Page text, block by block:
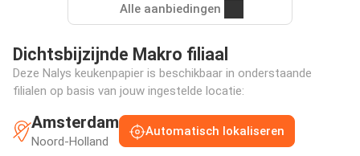
Alle aanbiedingen
Dichtsbijzijnde Makro filiaal
Deze Nalys keukenpapier is beschikbaar in onderstaande
filialen op basis van jouw ingestelde locatie:
Amsterdam
Noord-Holland
Automatisch lokaliseren